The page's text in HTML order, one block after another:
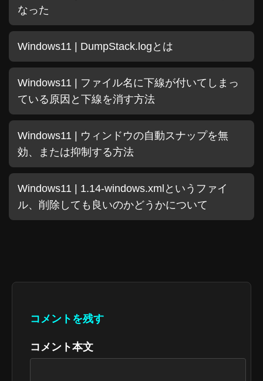
なった
Windows11 | DumpStack.logとは
Windows11 | ファイル名に下線が付いてしまっ
ている原因と下線を消す方法
Windows11 | ウィンドウの自動スナップを無
効、または抑制する方法
Windows11 | 1.14-windows.xmlというファイ
ル、削除しても良いのかどうかについて
コメントを残す
コメント本文